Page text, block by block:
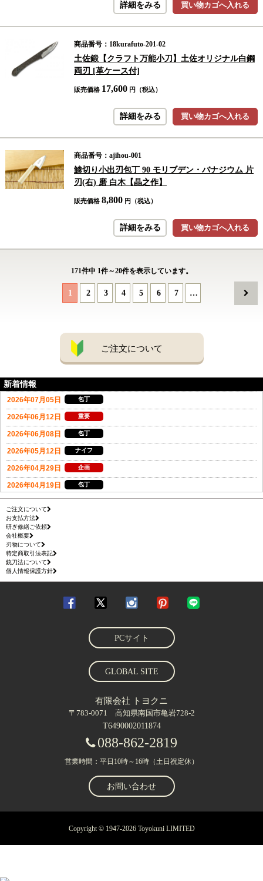
買い物カゴへ入れる
詳細をみる
商品番号：18kurafuto-201-02
土佐鍛【クラフト万能小刀】土佐オリジナル白鋼
両刃 [革ケース付]
販売価格 17,600 円（税込）
買い物カゴへ入れる
詳細をみる
商品番号：ajihou-001
鯵切り小出刃包丁 90 モリブデン・バナジウム 片
刃(右) 磨 白木【晶之作】
販売価格 8,800 円（税込）
買い物カゴへ入れる
詳細をみる
171件中 1件～20件を表示しています。
1 2 3 4 5 6 7 …
ご注文について
新着情報
ご注文について
お支払方法
研ぎ修繕ご依頼
会社概要
刃物について
特定商取引法表記
銃刀法について
個人情報保護方針
PCサイト
GLOBAL SITE
有限会社 トヨクニ
〒783-0071 高知県南国市亀岩728-2
T6490002011874
088-862-2819
営業時間：平日10時～16時（土日祝定休）
お問い合わせ
Copyright © 1947-2026 Toyokuni LIMITED